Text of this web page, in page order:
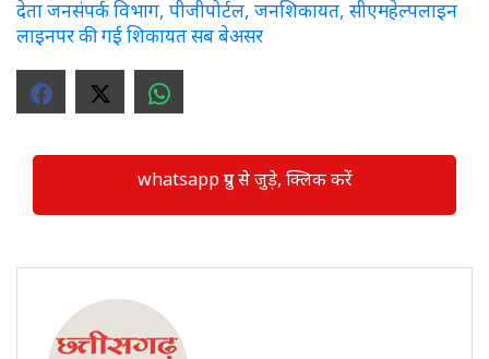
देता जनसंपर्क विभाग, पीजीपोर्टल, जनशिकायत, सीएमहेल्पलाइन
लाइनपर की गई शिकायत सब बेअसर
whatsapp ग्रुप से जुड़े, क्लिक करें